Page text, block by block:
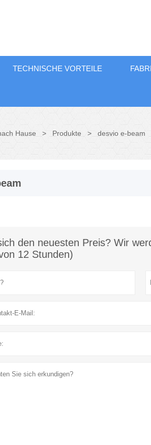
TECHNISCHE VORTEILE
Hause > Produkte > desvio e-beam
den neuesten Preis? Wir
12 Stunden)